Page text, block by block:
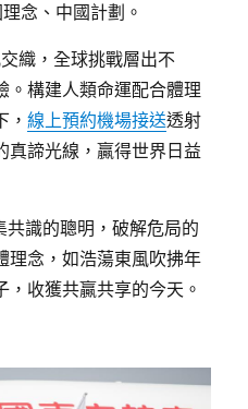
念、中國計劃。
織，全球挑戰層出不
。構建人類命運配合體理
，線上預約機場接送透射
真諦光線，贏得世界日益
共識的聰明，破解危局的
理念，如浩蕩東風吹拂年
收獲共贏共享的今天。